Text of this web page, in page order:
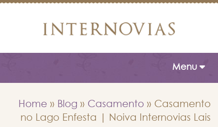
Toggle
Menu
Home » Blog » Casamento » Casamento
no Lago Enfesta | Noiva Internovias Lais